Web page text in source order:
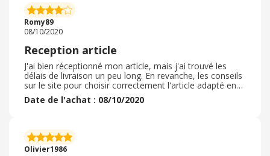
conforme pour un produit nickel ! Je ne vois pas l'interet
d'aller voir ailleurs alors Je recommande ce site
Romy89
08/10/2020
Reception article
J'ai bien réceptionné mon article, mais j'ai trouvé les
délais de livraison un peu long. En revanche, les conseils
sur le site pour choisir correctement l'article adapté en
fonction du matériel dans lequel il est prévu de l'installer
est très bien. J'ai pu commander mon disque SSD très
installé le SSD dans mon ordinateur car je ne l'ai reçu
qu'avant hier, mais j'espère que les informations que j'ai
reçu sur le site seront les bonnes et que l'installation se
Date de l'achat : 08/10/2020
Olivier1986